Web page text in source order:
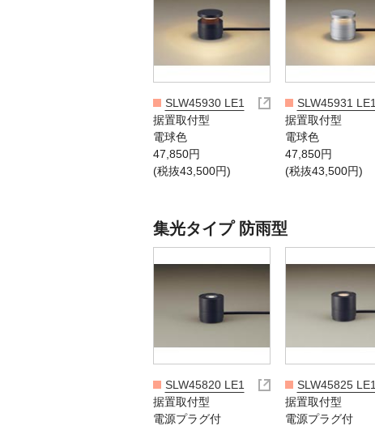
SLW45930 LE1
据置取付型
電球色
47,850円
(税抜43,500円)
SLW45931 LE1
据置取付型
電球色
47,850円
(税抜43,500円)
集光タイプ 防雨型
SLW45820 LE1
据置取付型
電源プラグ付
SLW45825 LE1
据置取付型
電源プラグ付